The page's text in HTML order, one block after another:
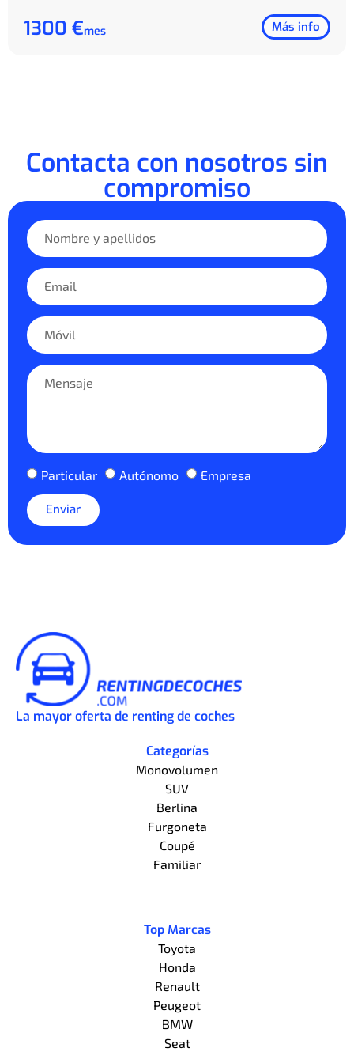
1300 €mes Más info
Contacta con nosotros sin
compromiso
Particular Autónomo Empresa
Enviar
La mayor oferta de renting de coches
Categorías
Monovolumen
SUV
Berlina
Furgoneta
Coupé
Familiar
Top Marcas
Toyota
Honda
Renault
Peugeot
BMW
Seat